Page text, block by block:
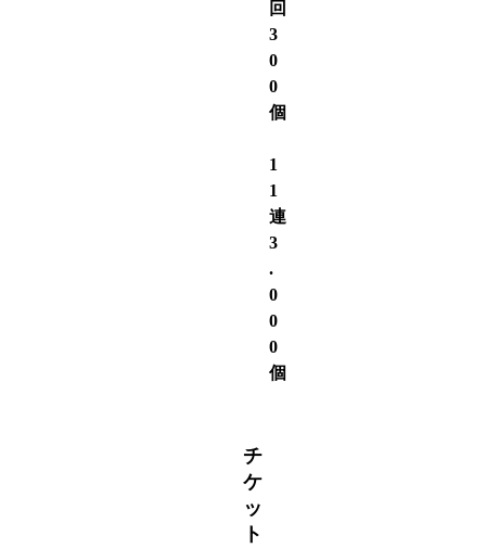
回
3
0
0
個
1
1
連
3
.
0
0
0
個
チ
ケ
ッ
ト